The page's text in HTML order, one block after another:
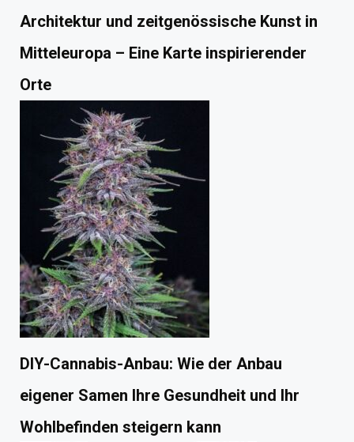
Architektur und zeitgenössische Kunst in
Mitteleuropa – Eine Karte inspirierender
Orte
DIY-Cannabis-Anbau: Wie der Anbau
eigener Samen Ihre Gesundheit und Ihr
Wohlbefinden steigern kann